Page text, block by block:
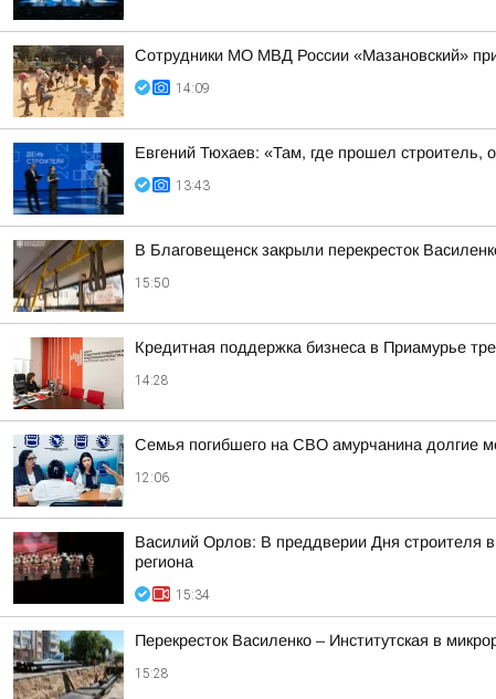
Сотрудники МО МВД России «Мазановский»
14:09
Евгений Тюхаев: «Там, где прошел строитель,
13:43
В Благовещенск закрыли перекресток
15:50
Кредитная поддержка бизнеса в Приамурье
14:28
Семья погибшего на СВО амурчанина долгие
12:06
Василий Орлов: В преддверии Дня строителя
региона
15:34
Перекресток Василенко – Институтская в
15:28